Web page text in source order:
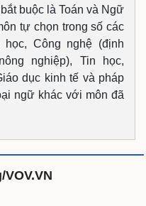
Podcast
Câu chuyện thời sự
Đọc truyện đêm khuya
buộc là Toán và Ngữ
tự chọn trong số các
Công nghệ (định
nghiệp), Tin học,
dục kinh tế và pháp
ngữ khác với môn đã